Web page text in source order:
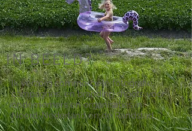
IN BEELD?
Ik verzorg commerciële fotografie,
campagnes, en branding shoots voor
ondernemers en organisaties in
Noord-Nederland en de Randstad.